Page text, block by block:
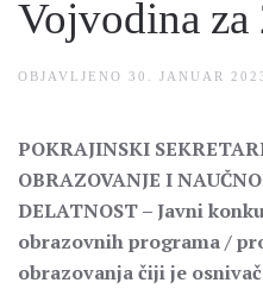
Vojvodina za
OBJAVLJENO 30. JANUAR
POKRAJINSKI
OBRAZOVANJE I
DELATNOST – Javni
obrazovnih programa /
obrazovanja čiji je